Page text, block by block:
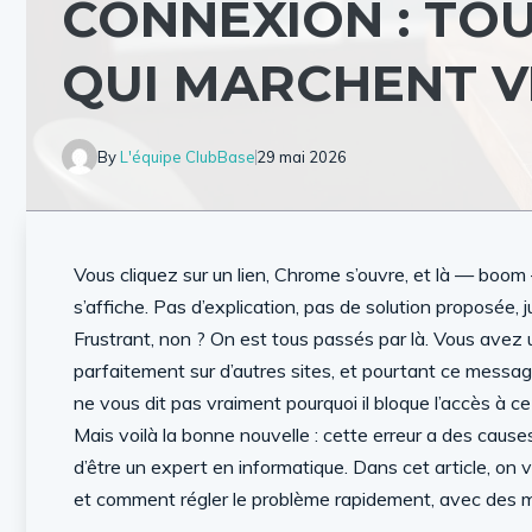
CONNEXION :
QUI MARCHENT
ByL'équipe ClubBase29 mai 2026
Vous cliquez sur un lien, Chrome s’ouvre, et là —
s’affiche. Pas d’explication, pas de solution
Frustrant, non ? On est tous passés par là. Vous
parfaitement sur d’autres sites, et pourtant ce
ne vous dit pas vraiment pourquoi il bloque l’accès à
Mais voilà la bonne nouvelle : cette erreur a des
d’être un expert en informatique. Dans cet article,
et comment régler le problème rapidement, avec des